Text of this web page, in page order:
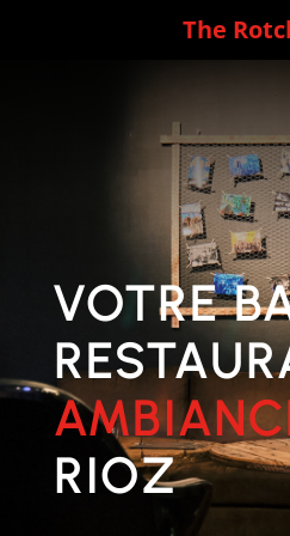
VOTRE
RIOZ
The